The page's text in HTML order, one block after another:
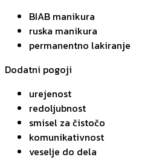
BIAB manikura
ruska manikura
permanentno lakiranje
Dodatni pogoji
urejenost
redoljubnost
smisel za čistočo
komunikativnost
veselje do dela